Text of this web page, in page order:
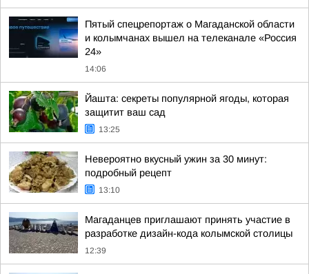
Пятый спецрепортаж о Магаданской области
и колымчанах вышел на телеканале «Россия
24»
14:06
Йашта: секреты популярной ягоды, которая
защитит ваш сад
13:25
Невероятно вкусный ужин за 30 минут:
подробный рецепт
13:10
Магаданцев приглашают принять участие в
разработке дизайн-кода колымской столицы
12:39